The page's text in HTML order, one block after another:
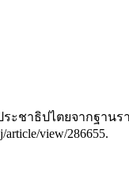
ระชาธิปไตยจากฐาน
article/view/286655.